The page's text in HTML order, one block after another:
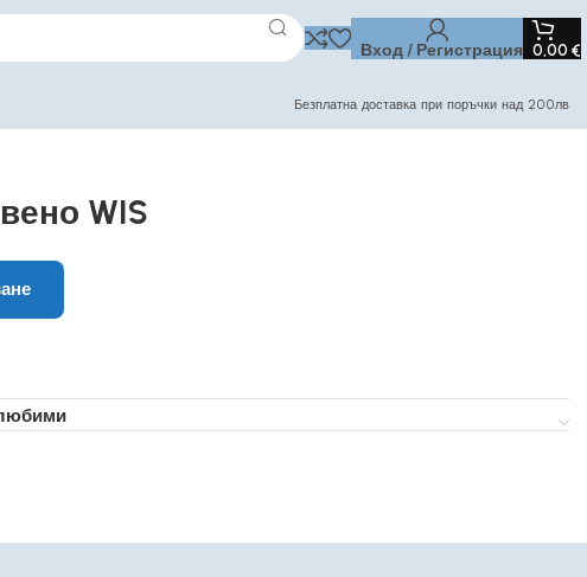
Вход / Регистрация 0,00 €
Безплатна доставка при поръчки над 200лв
WIS